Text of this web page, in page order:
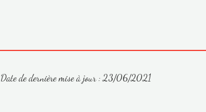
Date de dernière mise à jour : 23/06/2021